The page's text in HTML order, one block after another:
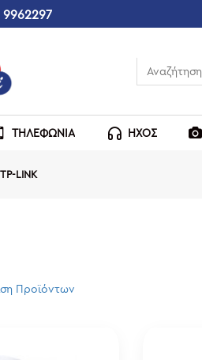
9962297
ΤΗΛΕΦΩΝΙΑ ΗΧΟΣ
TP-LINK
Προϊόντων